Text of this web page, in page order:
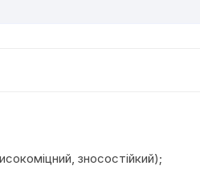
зносостійкий);